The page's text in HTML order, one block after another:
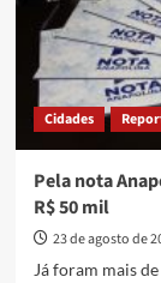
R$
50
mil
neste
sábado,
28
Cidades
Pela nota
R$ 50 mil
23 de agosto de
Já foram mais